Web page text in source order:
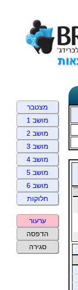
מצטבר
מושב 1
מושב 2
מושב 3
מושב 4
מושב 5
מושב 6
חלוקות
ערעור
הדפסה
סגירה